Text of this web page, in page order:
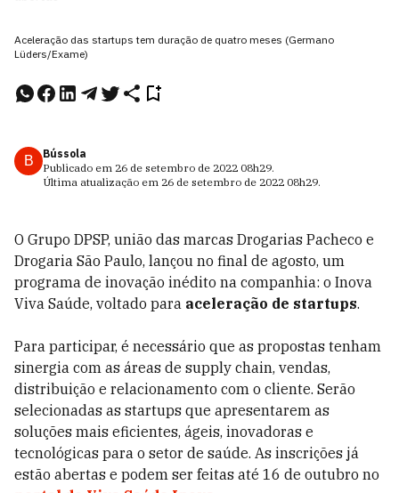
Aceleração das startups tem duração de quatro meses (Germano
Lüders/Exame)
B
Bússola
Publicado em 26 de setembro de 2022 08h29.
Última atualização em 26 de setembro de 2022 08h29.
O Grupo DPSP, união das marcas Drogarias Pacheco e
Drogaria São Paulo, lançou no final de agosto, um
programa de inovação inédito na companhia: o Inova
Viva Saúde, voltado para aceleração de startups.
Para participar, é necessário que as propostas tenham
sinergia com as áreas de supply chain, vendas,
distribuição e relacionamento com o cliente. Serão
selecionadas as startups que apresentarem as
soluções mais eficientes, ágeis, inovadoras e
tecnológicas para o setor de saúde. As inscrições já
estão abertas e podem ser feitas até 16 de outubro no